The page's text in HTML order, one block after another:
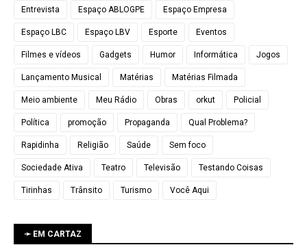
Entrevista Espaço ABLOGPE Espaço Empresa
Espaço LBC Espaço LBV Esporte Eventos
Filmes e vídeos Gadgets Humor Informática Jogos
Lançamento Musical Matérias Matérias Filmada
Meio ambiente Meu Rádio Obras orkut Policial
Política promoção Propaganda Qual Problema?
Rapidinha Religião Saúde Sem foco
Sociedade Ativa Teatro Televisão Testando Coisas
Tirinhas Trânsito Turismo Você Aqui
➛ EM CARTAZ